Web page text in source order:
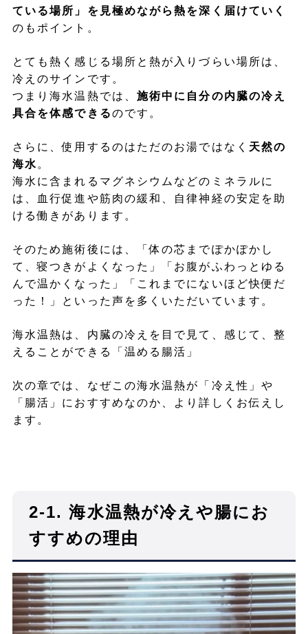
ている場所」を見極めながら熱を深く届けていく
のもポイント。
とても熱く感じる場所と熱が入りづらい場所は、
冷えのサインです。
つまり海水温熱では、 施術中に自分の内臓の冷え
具合を体感できるのです。
さらに、使用するのはただのお湯ではなく 天然の
海水 。
海水に含まれるマグネシウムなどのミネラルに
は、血行促進や筋肉の緩和、自律神経の安定を助
ける働きがあります。
そのため施術後には、「体の芯までぽかぽかし
て、寝つきがよくなった」「お腹がふわっとゆる
んで温かくなった」「これまでにないほど快便だ
った！」といった声を多くいただいています。
海水温熱は、内臓の冷えを目で見て、感じて、整
えることができる「温める腸活」
次の章では、なぜこの海水温熱が「冷え性」や
「腸活」におすすめなのか、より詳しくお伝えし
ます。
2-1. 海水温熱が冷えや腸にお
すすめの理由